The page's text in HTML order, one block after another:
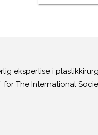
ekspertise i
for The International